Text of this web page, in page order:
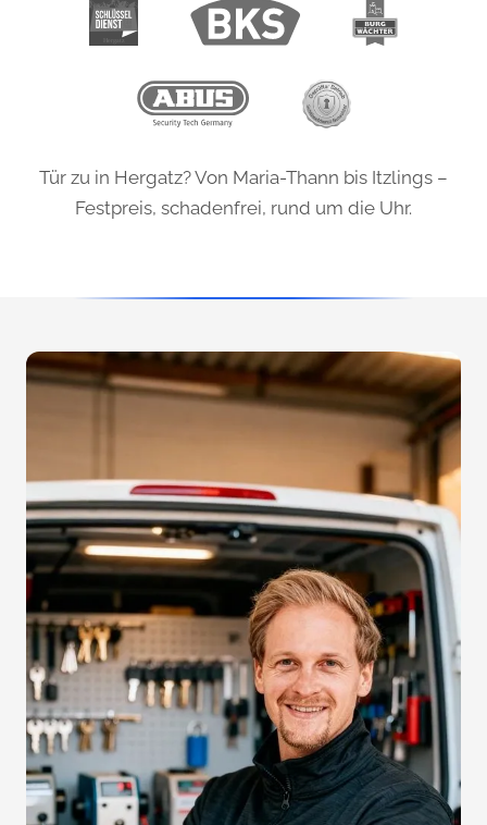
Tür zu in Hergatz? Von Maria-Thann bis Itzlings –
Festpreis, schadenfrei, rund um die Uhr.